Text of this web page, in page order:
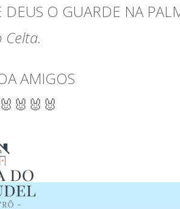
O GUARDE NA
AMIGOS